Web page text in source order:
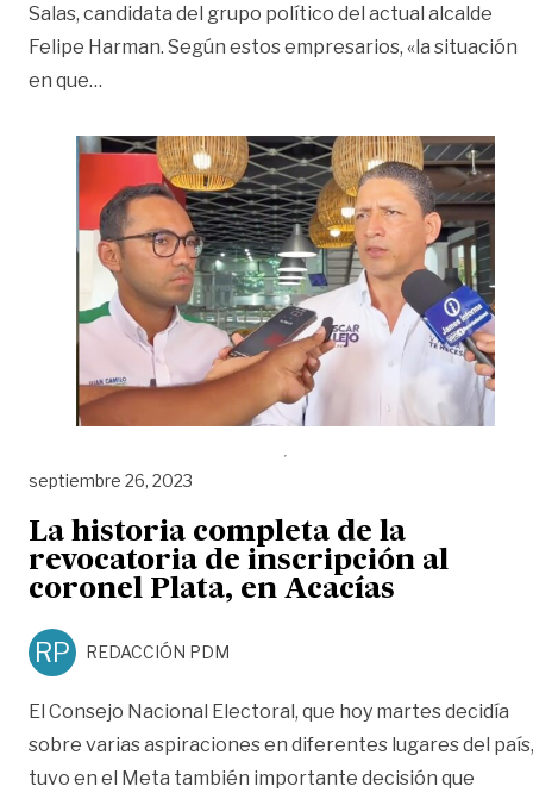
Salas, candidata del grupo político del actual alcalde
Felipe Harman. Según estos empresarios, «la situación
en que…
septiembre 26, 2023
La historia completa de la
revocatoria de inscripción al
coronel Plata, en Acacías
RP REDACCIÓN PDM
El Consejo Nacional Electoral, que hoy martes decidía
sobre varias aspiraciones en diferentes lugares del país,
tuvo en el Meta también importante decisión que